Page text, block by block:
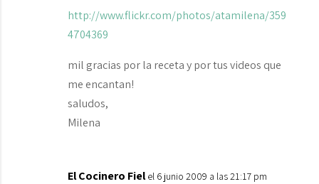
http://www.flickr.com/photos/atamilena/359
4704369
mil gracias por la receta y por tus videos que
me encantan!
saludos,
Milena
El Cocinero Fiel el 6 junio 2009 a las 21:17 pm